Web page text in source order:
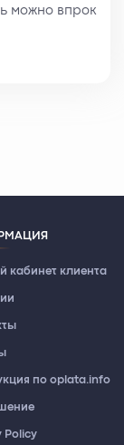
можно впрок
кабинет клиента
по oplata.info
Policy